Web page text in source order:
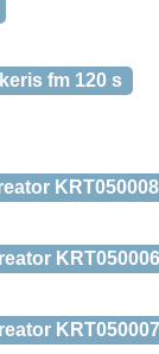
fm 120 s
KRT050008
KRT050006
KRT050007